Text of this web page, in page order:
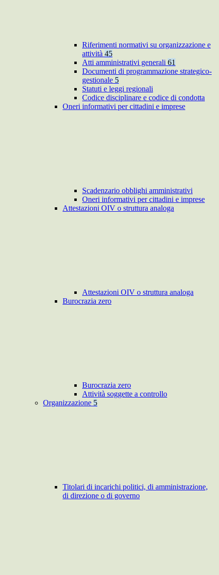
Riferimenti normativi su organizzazione e
attività 45
Atti amministrativi generali 61
Documenti di programmazione strategico-
gestionale 5
Statuti e leggi regionali
Codice disciplinare e codice di condotta
Oneri informativi per cittadini e imprese
Scadenzario obblighi amministrativi
Oneri informativi per cittadini e imprese
Attestazioni OIV o struttura analoga
Attestazioni OIV o struttura analoga
Burocrazia zero
Burocrazia zero
Attività soggette a controllo
Organizzazione 5
Titolari di incarichi politici, di amministrazione,
di direzione o di governo